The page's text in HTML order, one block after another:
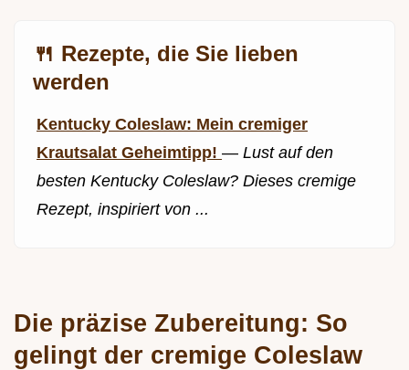
🍴 Rezepte, die Sie lieben
werden
Kentucky Coleslaw: Mein cremiger
Krautsalat Geheimtipp! — Lust auf den
besten Kentucky Coleslaw? Dieses cremige
Rezept, inspiriert von ...
Die präzise Zubereitung: So
gelingt der cremige Coleslaw